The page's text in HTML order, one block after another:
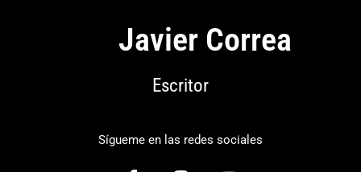
Javier Correa
Escritor
Sígueme en las redes sociales